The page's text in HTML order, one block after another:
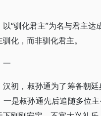
以“驯化君主”为名与君主
驯化，而非驯化君主。
一
汉初，叔孙通为了筹备朝
一是叔孙通先后追随多位